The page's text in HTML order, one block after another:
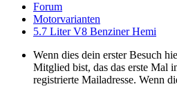
Forum
Motorvarianten
5.7 Liter V8 Benziner Hemi
Wenn dies dein erster Besuch
Mitglied bist, das das erste Mal
registrierte Mailadresse. Wenn